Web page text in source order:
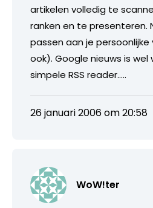
artikelen volledig te
ranken en te presenteren.
passen aan je
ook). Google nieuws is
simpele RSS reader…..
26 januari 2006 om 20:58
WoW!ter